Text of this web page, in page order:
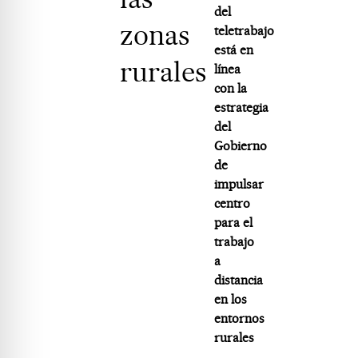
zonas
rurales
del
teletrabajo
está en
línea
con la
estrategia
del
Gobierno
de
impulsar
centro
para el
trabajo
a
distancia
en los
entornos
rurales